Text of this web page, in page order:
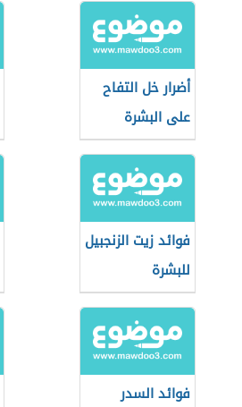
أضرار خل التفاح
على البشرة
فوائد زيت الزنجبيل
للبشرة
فوائد السدر